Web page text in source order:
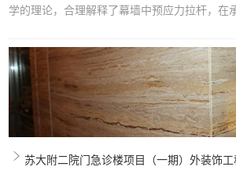
学的理论，合理解释了幕墙中预应力拉杆，在
选择参数对实例工程进行理论计算，将结果与
较，分析可能造成误差的原因，以及应该注意
耐久 断裂 算法 前言耐久性课题是可靠性课题的一个重要组成部分。
工程结构的可靠性包括安全性、适用性和
苏大附二院门急诊楼项目（一期）外装饰